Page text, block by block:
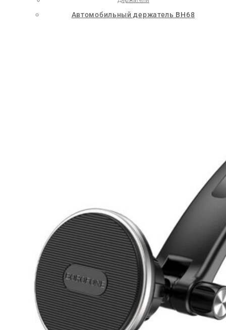
Автомобильный держатель BH68